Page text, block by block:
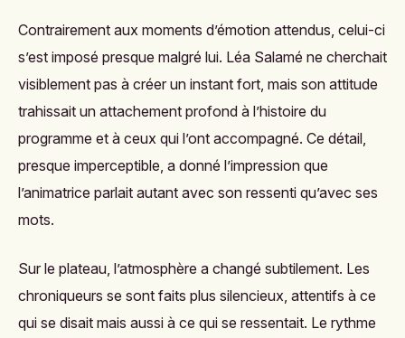
Contrairement aux moments d’émotion attendus, celui-ci
s’est imposé presque malgré lui. Léa Salamé ne cherchait
visiblement pas à créer un instant fort, mais son attitude
trahissait un attachement profond à l’histoire du
programme et à ceux qui l’ont accompagné. Ce détail,
presque imperceptible, a donné l’impression que
l’animatrice parlait autant avec son ressenti qu’avec ses
mots.
Sur le plateau, l’atmosphère a changé subtilement. Les
chroniqueurs se sont faits plus silencieux, attentifs à ce
qui se disait mais aussi à ce qui se ressentait. Le rythme